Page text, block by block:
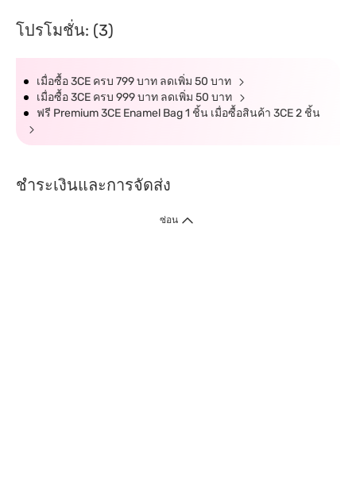
โปรโมชั่น: (3)
เมื่อซื้อ 3CE ครบ 799 บาท ลดเพิ่ม 50 บาท
เมื่อซื้อ 3CE ครบ 999 บาท ลดเพิ่ม 50 บาท
ฟรี Premium 3CE Enamel Bag 1 ชิ้น เมื่อซื้อสินค้า 3CE 2 ชิ้น
ชำระเงินและการจัดส่ง
ซ่อน